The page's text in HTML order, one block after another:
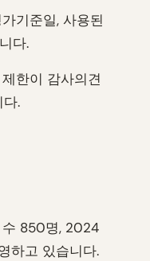
기준일, 사용된
다.
한이 감사의견
.
수 850명, 2024
하고 있습니다.